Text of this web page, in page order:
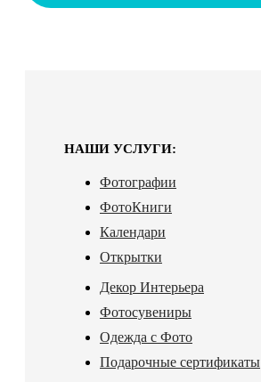
НАШИ УСЛУГИ:
Фотографии
ФотоКниги
Календари
Открытки
Декор Интерьера
Фотосувениры
Одежда с Фото
Подарочные сертификаты